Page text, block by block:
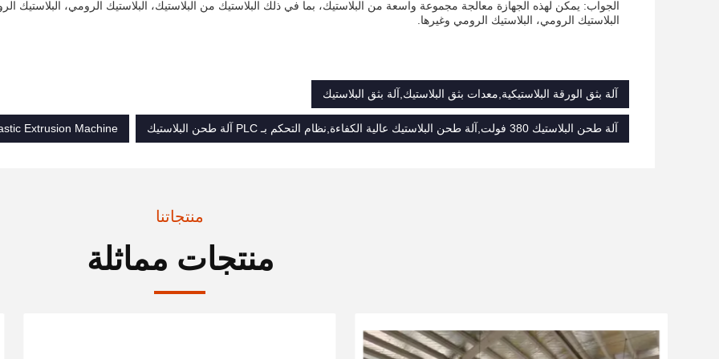
الجواب: يمكن لهذه الجهازة معالجة مجموعة واسعة من البلاستيك، بما في ذلك البلاستيك من البلاستيك، البلاستيك الرومي، البلاستيك
البلاستيك الرومي، البلاستيك الرومي وغيرها.
آلة بثق الورقة البلاستيكية,معدات بثق البلاستيك,آلة بثق البلاستيك
آلة طحن البلاستيك 380 فولت,آلة طحن البلاستيك عالية الكفاءة,نظام التحكم بـ PLC آلة طحن البلاستيك Extrusion Machine
منتجاتنا
منتجات مماثلة